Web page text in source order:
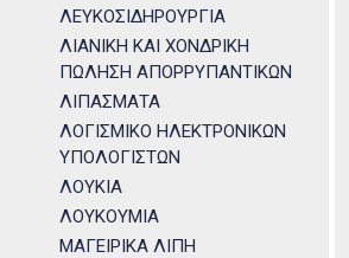
ΛΕΥΚΟΣΙΔΗΡΟΥΡΓΙΑ
ΛΙΑΝΙΚΗ ΚΑΙ ΧΟΝΔΡΙΚΗ
ΠΩΛΗΣΗ ΑΠΟΡΡΥΠΑΝΤΙΚΩΝ
ΛΙΠΑΣΜΑΤΑ
ΛΟΓΙΣΜΙΚΟ ΗΛΕΚΤΡΟΝΙΚΩΝ
ΥΠΟΛΟΓΙΣΤΩΝ
ΛΟΥΚΙΑ
ΛΟΥΚΟΥΜΙΑ
ΜΑΓΕΙΡΙΚΑ ΛΙΠΗ